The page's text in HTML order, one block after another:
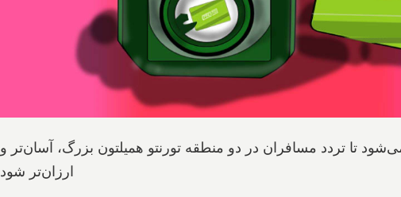
تا تردد مسافران در دو منطقه تورنتو همیلتون بزرگ، آسان‌تر و
ارزان‌تر شود